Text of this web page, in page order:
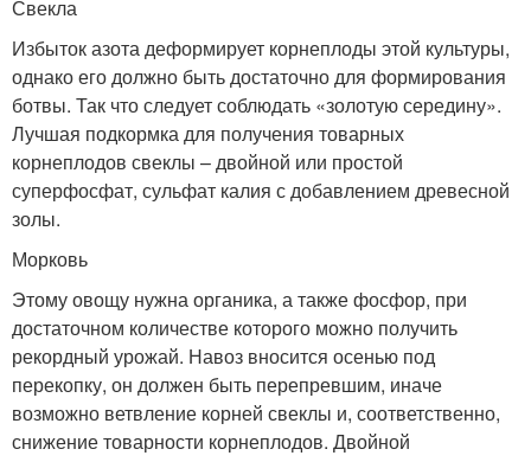
Свекла
Избыток азота деформирует корнеплоды этой культуры,
однако его должно быть достаточно для формирования
ботвы. Так что следует соблюдать «золотую середину».
Лучшая подкормка для получения товарных
корнеплодов свеклы – двойной или простой
суперфосфат, сульфат калия с добавлением древесной
золы.
Морковь
Этому овощу нужна органика, а также фосфор, при
достаточном количестве которого можно получить
рекордный урожай. Навоз вносится осенью под
перекопку, он должен быть перепревшим, иначе
возможно ветвление корней свеклы и, соответственно,
снижение товарности корнеплодов. Двойной